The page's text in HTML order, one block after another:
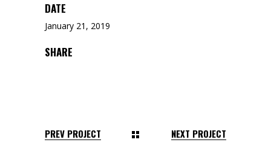
DATE
January 21, 2019
SHARE
PREV PROJECT NEXT PROJECT